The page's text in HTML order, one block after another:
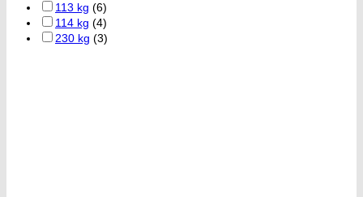
113 kg (6)
114 kg (4)
230 kg (3)